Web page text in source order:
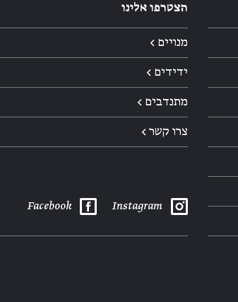
הצטרפו אלינו
מנויים ←
ידידים ←
מתנדבים ←
צרו קשר ←
Instagram
Facebook